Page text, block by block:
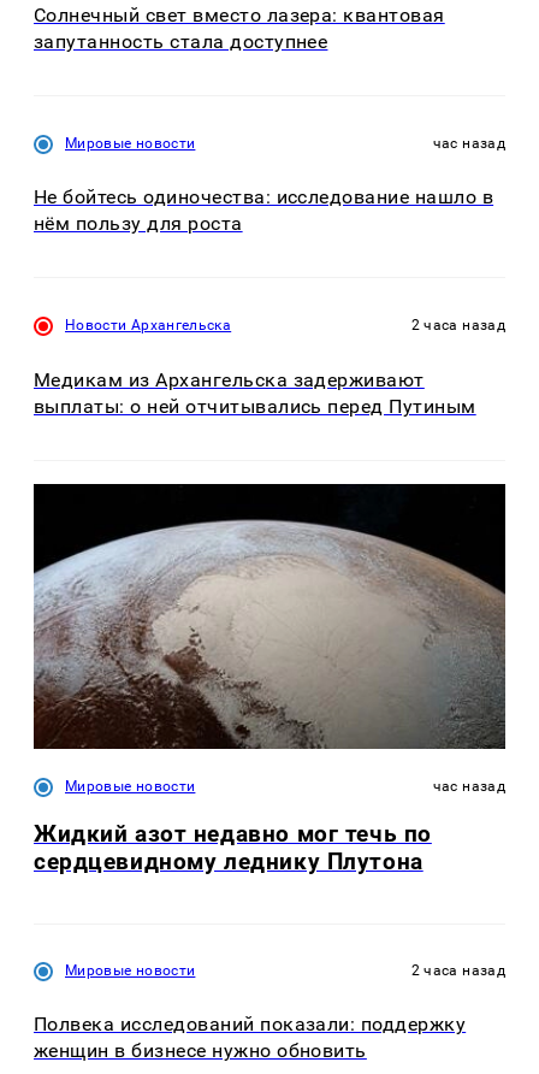
Солнечный свет вместо лазера: квантовая
запутанность стала доступнее
Мировые новости час назад
Не бойтесь одиночества: исследование нашло в
нём пользу для роста
Новости Архангельска 2 часа назад
Медикам из Архангельска задерживают
выплаты: о ней отчитывались перед Путиным
Мировые новости час назад
Жидкий азот недавно мог течь по
сердцевидному леднику Плутона
Мировые новости 2 часа назад
Полвека исследований показали: поддержку
женщин в бизнесе нужно обновить